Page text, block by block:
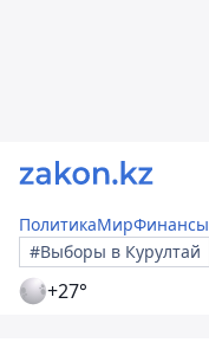
ПолитикаМирФинансы
#Выборы в Курултай
+27°